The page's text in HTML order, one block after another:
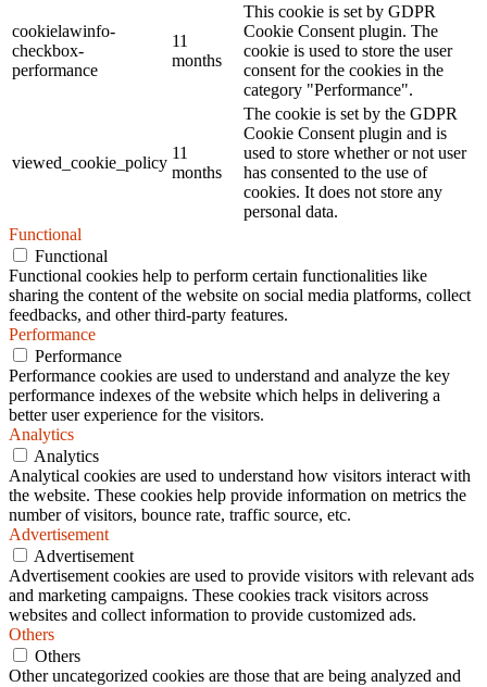
cookielawinfo-
checkbox-
performance
11
months
This cookie is set by GDPR
Cookie Consent plugin. The
cookie is used to store the user
consent for the cookies in the
category "Performance".
viewed_cookie_policy
11
months
The cookie is set by the GDPR
Cookie Consent plugin and is
used to store whether or not user
has consented to the use of
cookies. It does not store any
personal data.
Functional
Functional
Functional cookies help to perform certain functionalities like
sharing the content of the website on social media platforms, collect
feedbacks, and other third-party features.
Performance
Performance
Performance cookies are used to understand and analyze the key
performance indexes of the website which helps in delivering a
better user experience for the visitors.
Analytics
Analytics
Analytical cookies are used to understand how visitors interact with
the website. These cookies help provide information on metrics the
number of visitors, bounce rate, traffic source, etc.
Advertisement
Advertisement
Advertisement cookies are used to provide visitors with relevant ads
and marketing campaigns. These cookies track visitors across
websites and collect information to provide customized ads.
Others
Others
Other uncategorized cookies are those that are being analyzed and